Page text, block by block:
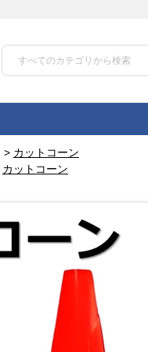
> カットコーン
カットコーン